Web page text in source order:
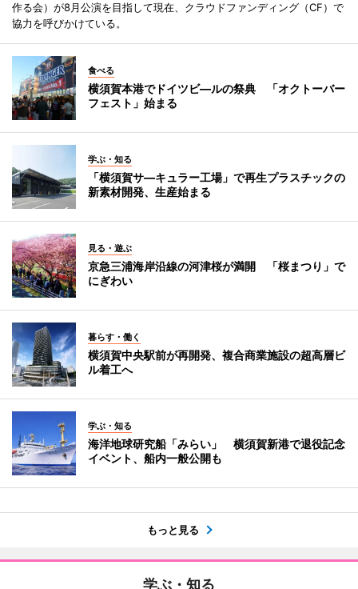
作る会）が8月公演を目指して現在、クラウドファンディング（CF）で
協力を呼びかけている。
食べる
横須賀本港でドイツビ―ルの祭典 「オクトーバー
フェスト」始まる
学ぶ・知る
「横須賀サ―キュラー工場」で再生プラスチックの
新素材開発、生産始まる
見る・遊ぶ
京急三浦海岸沿線の河津桜が満開 「桜まつり」で
にぎわい
暮らす・働く
横須賀中央駅前が再開発、複合商業施設の超高層ビ
ル着工へ
学ぶ・知る
海洋地球研究船「みらい」 横須賀新港で退役記念
イベント、船内一般公開も
もっと見る
学ぶ・知る